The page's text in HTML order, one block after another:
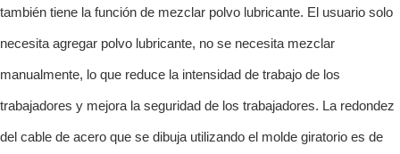
también tiene la función de mezclar polvo lubricante. El usuario solo
necesita agregar polvo lubricante, no se necesita mezclar
manualmente, lo que reduce la intensidad de trabajo de los
trabajadores y mejora la seguridad de los trabajadores. La redondez
del cable de acero que se dibuja utilizando el molde giratorio es de